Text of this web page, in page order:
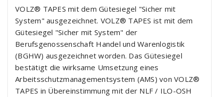
VOLZ® TAPES mit dem Gütesiegel "Sicher mit
System" ausgezeichnet. VOLZ® TAPES ist mit dem
Gütesiegel "Sicher mit System" der
Berufsgenossenschaft Handel und Warenlogistik
(BGHW) ausgezeichnet worden. Das Gütesiegel
bestätigt die wirksame Umsetzung eines
Arbeitsschutzmanagementsystem (AMS) von VOLZ®
TAPES in Übereinstimmung mit der NLF / ILO-OSH